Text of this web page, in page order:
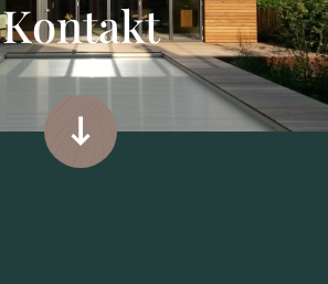
Kontakt